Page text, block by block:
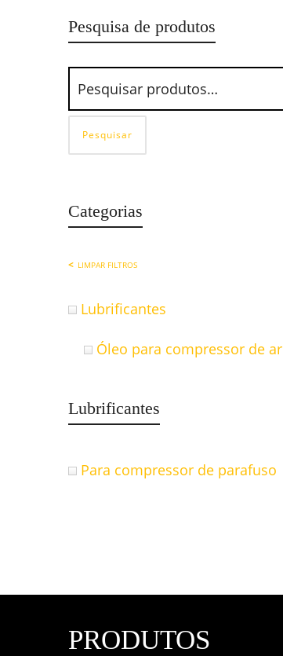
Pesquisa de produtos
Pesquisar
Categorias
LIMPAR FILTROS
Lubrificantes
Óleo para compressor de ar
Lubrificantes
Para compressor de parafuso
PRODUTOS